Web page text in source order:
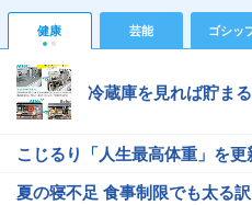
健康 芸能 ゴシッ
冷蔵庫を見れば貯ま
こじるり「人生最高体重」を更
夏の寝不足 食事制限でも太る訳